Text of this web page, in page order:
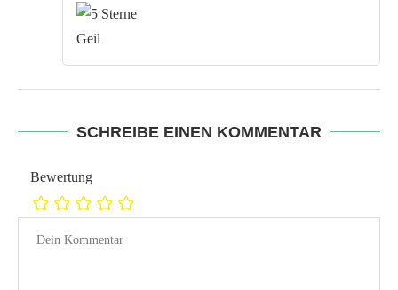
Geil
SCHREIBE EINEN KOMMENTAR
Bewertung